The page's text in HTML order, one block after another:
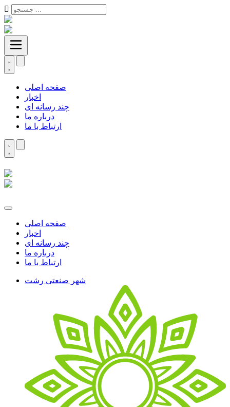
صفحه اصلی
اخبار
چند رسانه ای
درباره ما
ارتباط با ما
صفحه اصلی
اخبار
چند رسانه ای
درباره ما
ارتباط با ما
شهر صنعتی رشت